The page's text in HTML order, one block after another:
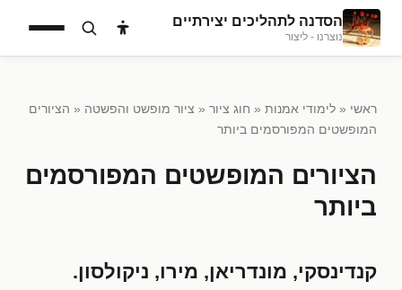
הסדנה לתהליכים יצירתיים
נוצרנו - ליצור
ראשי « לימודי אמנות « חוג ציור « ציור מופשט והפשטה « הציורים
המופשטים המפורסמים ביותר
הציורים המופשטים המפורסמים
ביותר
קנדינסקי, מונדריאן, מירו, ניקולסון.